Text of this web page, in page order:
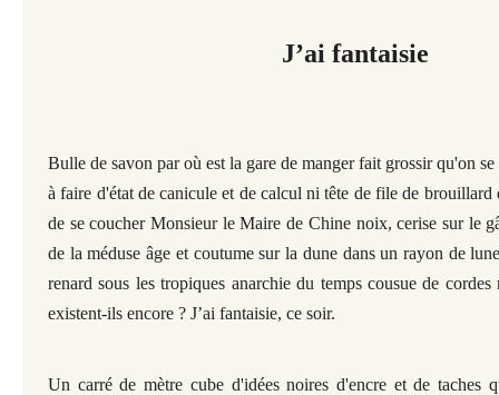
J’ai fantaisie
Bulle de savon par où est la gare de manger fait grossir qu'on
à faire d'état de canicule et de calcul ni tête de file de brouillard
de se coucher Monsieur le Maire de Chine noix, cerise sur le
de la méduse âge et coutume sur la dune dans un rayon de
renard sous les tropiques anarchie du temps cousue de
existent-ils encore ? J’ai fantaisie, ce soir.
Un carré de mètre cube d'idées noires d'encre et de taches